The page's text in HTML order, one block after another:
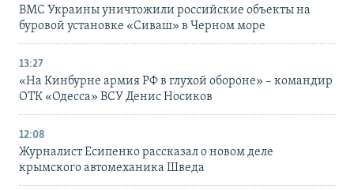
ВМС Украины уничтожили российские объекты на
буровой установке «Сиваш» в Черном море
13:27
«На Кинбурне армия РФ в глухой обороне» – командир
ОТК «Одесса» ВСУ Денис Носиков
12:08
Журналист Есипенко рассказал о новом деле
крымского автомеханика Шведа